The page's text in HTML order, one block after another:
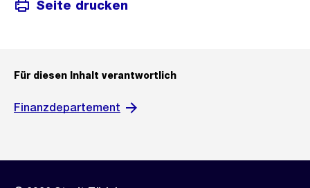
Seite drucken
Für diesen Inhalt verantwortlich
Finanzdepartement